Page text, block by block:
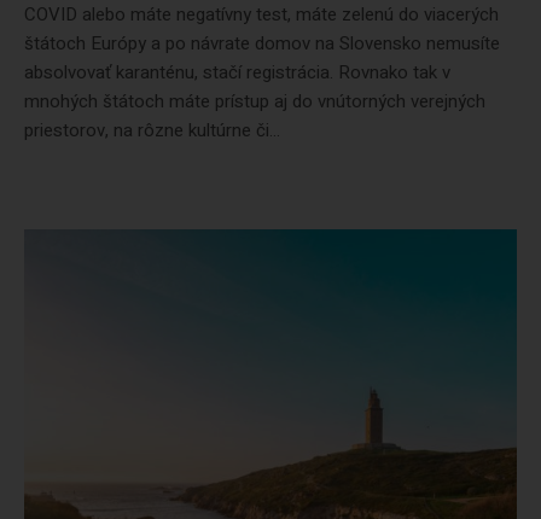
COVID alebo máte negatívny test, máte zelenú do viacerých
štátoch Európy a po návrate domov na Slovensko nemusíte
absolvovať karanténu, stačí registrácia. Rovnako tak v
mnohých štátoch máte prístup aj do vnútorných verejných
priestorov, na rôzne kultúrne či...